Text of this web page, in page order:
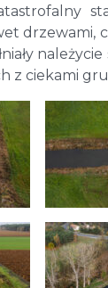
drzewami,
z ciekami